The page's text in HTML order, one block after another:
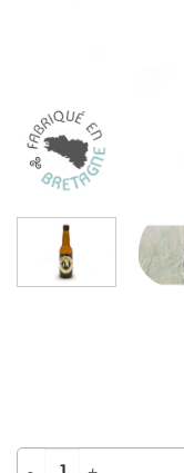
quantité de Bière